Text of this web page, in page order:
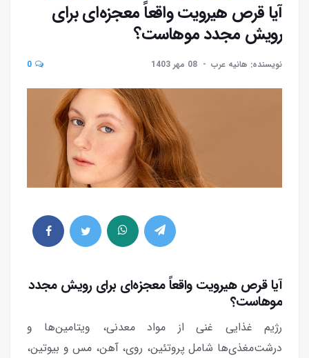
آیا قرص هیرویت واقعاً معجزه‌ای برای
رویش مجدد موهاست؟
نویسنده: هانیه عرب 08 مهر 1403 0
آیا قرص هیرویت واقعاً معجزه‌ای برای رویش مجدد
موهاست؟
رژیم غذایی غنی از مواد معدنی، ویتامین‌ها و
درشت‌مغذی‌ها شامل پروتئین، روی، آهن، مس و بیوتین،